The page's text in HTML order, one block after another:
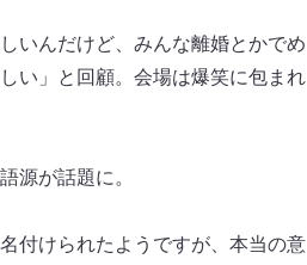
いんだけど、みんな離婚とかでめ
い」と回顧。会場は爆笑に包まれ
源が話題に。
付けられたようですが、本当の意